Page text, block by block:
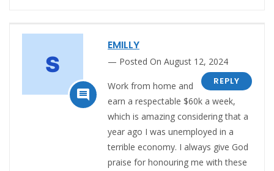

EMILLY
Posted On August 12, 2024
REPLY
Work from home and
earn a respectable $60k a week,
which is amazing considering that a
year ago I was unemployed in a
terrible economy. I always give God
praise for honouring me with these